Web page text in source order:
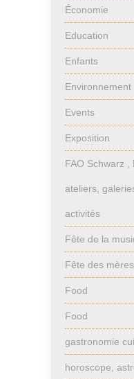
Économie
Education
Enfants
Environnement
Events
Exposition
FAO Schwarz ,
ateliers,
activités
Fête de la
Fête des mères
Food
Food
gastronomie
horoscope,